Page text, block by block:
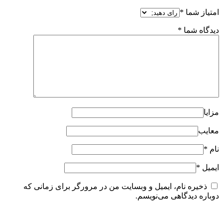
امتیاز شما *
دیدگاه شما *
مزایا
معایب
نام *
ایمیل *
ذخیره نام، ایمیل و وبسایت من در مرورگر برای زمانی که
دوباره دیدگاهی می‌نویسم.